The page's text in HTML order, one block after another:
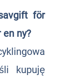
för
ny?
kupuję